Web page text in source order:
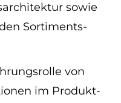
sowie
Sortiments-
von
im Produkt-